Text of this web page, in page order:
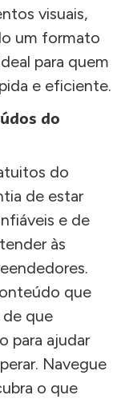
visuais,
um formato
para quem
e eficiente.
do
do
de estar
e de
às
que
que
para ajudar
Navegue
o que